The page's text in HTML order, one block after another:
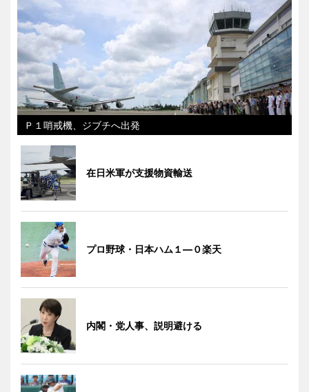
Ｐ１哨戒機、ジブチへ出発
在日米軍が支援物資輸送
プロ野球・日本ハム１―０楽天
内閣・党人事、説明避ける